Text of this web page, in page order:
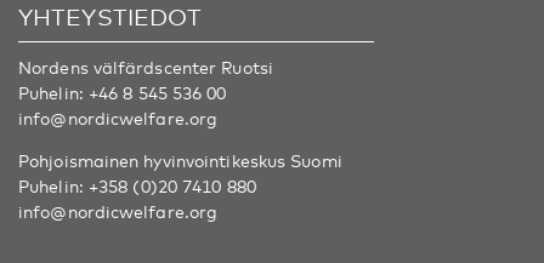
YHTEYSTIEDOT
Nordens välfärdscenter Ruotsi
Puhelin: +46 8 545 536 00
info@nordicwelfare.org
Pohjoismainen hyvinvointikeskus Suomi
Puhelin: +358 (0)20 7410 880
info@nordicwelfare.org